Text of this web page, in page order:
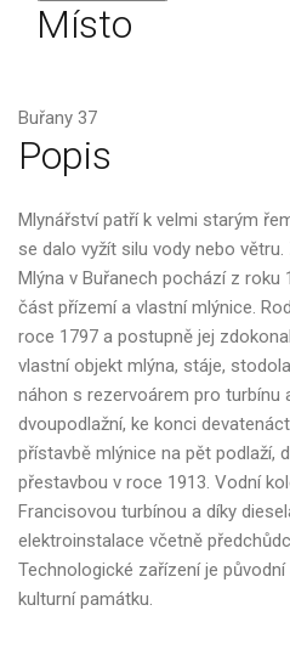
Místo
Buřany 37
Popis
Mlynářství patří k velmi starým
se dalo vyžít silu vody nebo
Mlýna v Buřanech pochází z roku
část přízemí a vlastní mlýnice.
roce 1797 a postupně jej
vlastní objekt mlýna, stáje,
náhon s rezervoárem pro turbínu
dvoupodlažní, ke konci
přístavbě mlýnice na pět podlaží,
přestavbou v roce 1913. Vodní
Francisovou turbínou a díky
elektroinstalace včetně
Technologické zařízení je
kulturní památku.